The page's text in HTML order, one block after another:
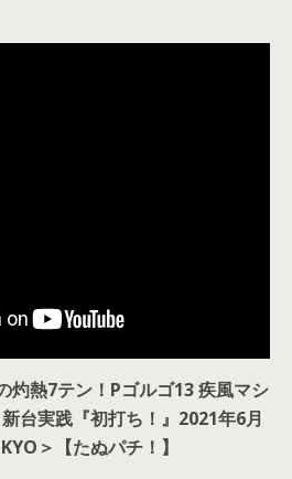
灼熱7テン！Pゴルゴ13 疾風マシ
台実践『初打ち！』2021年6月
＞【たぬパチ！】